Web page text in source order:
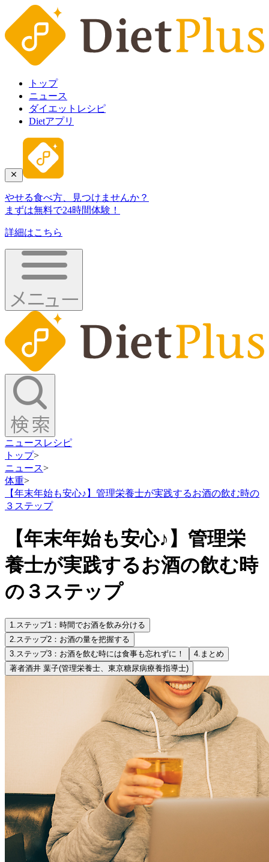
トップ
ニュース
ダイエットレシピ
Dietアプリ
やせる食べ方、見つけませんか？
まずは無料で24時間体験！
詳細はこちら
ニュース レシピ
トップ>
ニュース>
体重>
【年末年始も安心♪】管理栄養士が実践するお酒の飲む時の
３ステップ
【年末年始も安心♪】管理栄
養士が実践するお酒の飲む時
の３ステップ
1.ステップ1：時間でお酒を飲み分ける
2.ステップ2：お酒の量を把握する
3.ステップ3：お酒を飲む時には食事も忘れずに！ 4. まとめ
著者酒井 葉子(管理栄養士、東京糖尿病療養指導士)